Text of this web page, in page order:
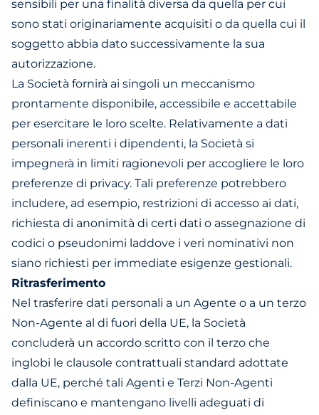
sensibili per una finalità diversa da quella per cui
sono stati originariamente acquisiti o da quella cui il
soggetto abbia dato successivamente la sua
autorizzazione.
La Società fornirà ai singoli un meccanismo
prontamente disponibile, accessibile e accettabile
per esercitare le loro scelte. Relativamente a dati
personali inerenti i dipendenti, la Società si
impegnerà in limiti ragionevoli per accogliere le loro
preferenze di privacy. Tali preferenze potrebbero
includere, ad esempio, restrizioni di accesso ai dati,
richiesta di anonimità di certi dati o assegnazione di
codici o pseudonimi laddove i veri nominativi non
siano richiesti per immediate esigenze gestionali.
Ritrasferimento
Nel trasferire dati personali a un Agente o a un terzo
Non-Agente al di fuori della UE, la Società
concluderà un accordo scritto con il terzo che
inglobi le clausole contrattuali standard adottate
dalla UE, perché tali Agenti e Terzi Non-Agenti
definiscano e mantengano livelli adeguati di